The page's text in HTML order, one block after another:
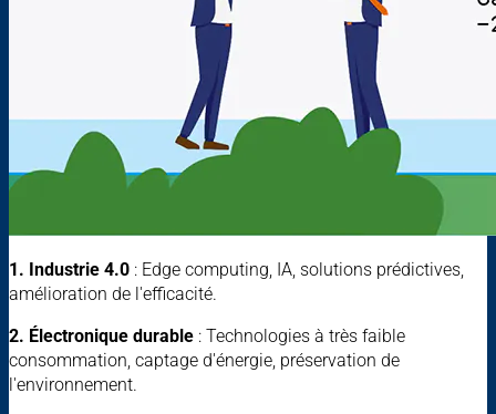
1. Industrie 4.0 : Edge computing, IA, solutions prédictives,
amélioration de l'efficacité.
2. Électronique durable : Technologies à très faible
consommation, captage d'énergie, préservation de
l'environnement.